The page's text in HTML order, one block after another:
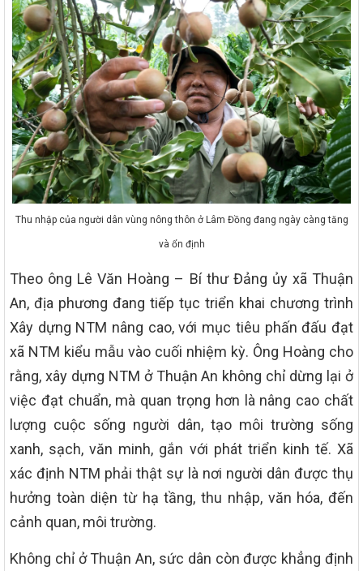
Thu nhập của người dân vùng nông thôn ở Lâm Đồng đang ngày càng tăng
và ổn định
Theo ông Lê Văn Hoàng – Bí thư Đảng ủy xã Thuận
An, địa phương đang tiếp tục triển khai chương trình
Xây dựng NTM nâng cao, với mục tiêu phấn đấu đạt
xã NTM kiểu mẫu vào cuối nhiệm kỳ. Ông Hoàng cho
rằng, xây dựng NTM ở Thuận An không chỉ dừng lại ở
việc đạt chuẩn, mà quan trọng hơn là nâng cao chất
lượng cuộc sống người dân, tạo môi trường sống
xanh, sạch, văn minh, gắn với phát triển kinh tế. Xã
xác định NTM phải thật sự là nơi người dân được thụ
hưởng toàn diện từ hạ tầng, thu nhập, văn hóa, đến
cảnh quan, môi trường.
Không chỉ ở Thuận An, sức dân còn được khẳng định